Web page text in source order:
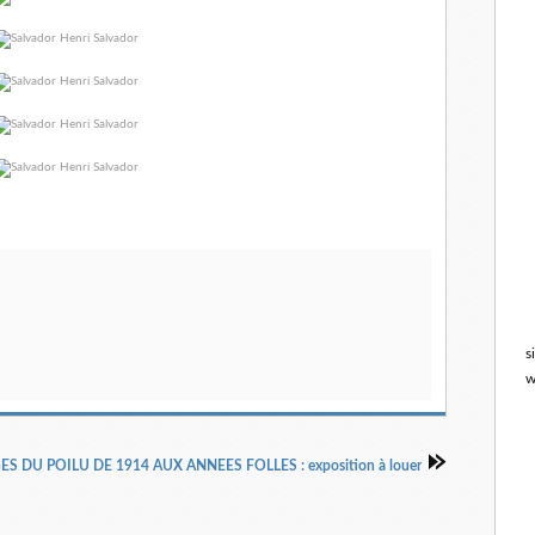
DU POILU DE 1914 AUX ANNEES FOLLES : exposition à louer